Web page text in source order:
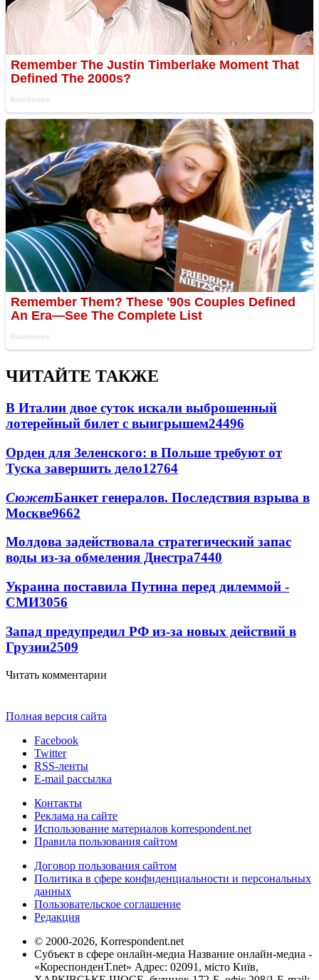
ЧИТАЙТЕ ТАКЖЕ
В Италии двое суток искали выброшенный
лотерейный билет с выигрышем24496
Орден для Зеленского: в Польше требуют от
Туска завершить дело12764
СюжетБанкет генералов. Последствия взрыва в
Москве9662
Молдова задействовала стратегический запас
воды из-за обмеления Днестра7440
Украина поставила Путина перед дилеммой -
СМИ3056
Запад предупредил РФ из-за новых действий в
Грузии2509
Читать комментарии
Полная версия сайта
Facebook
Twitter
RSS-ленты
E-mail рассылка
Контакты
Реклама на сайте
Использование материалов korrespondent.net
Правила пользования сайтом
Договор пользования сайтом
Политика в сфере конфиденциальности и персональных
данных
Пользовательское соглашение
Редакция
© 2000-2026, Korrespondent.net
Субъект в сфере онлайн-медиа Название онлайн-медиа -
«КореспонденТ.net» Адрес: 02091, місто Київ,